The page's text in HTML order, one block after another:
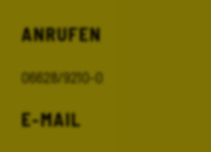
ANRUFEN
06628/9210-0
E-MAIL